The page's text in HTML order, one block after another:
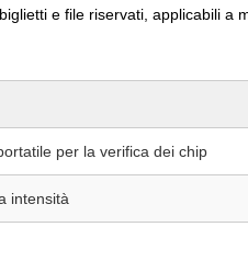
e file riservati, applicabili a
per la verifica dei chip
intensità